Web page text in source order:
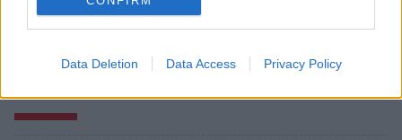
Data Deletion Data Access Privacy Policy